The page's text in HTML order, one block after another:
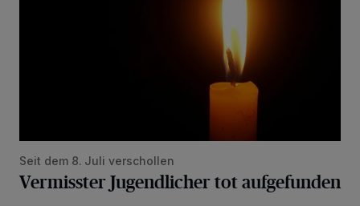
Seit dem 8. Juli verschollen
Vermisster Jugendlicher tot aufgefunden